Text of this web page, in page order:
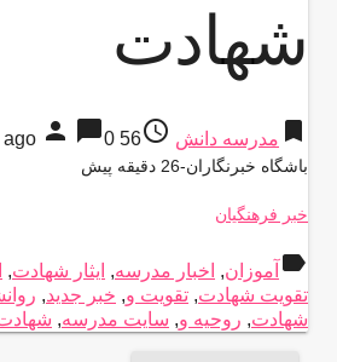
شهادت
bookmark مدرسه دانش access_time
56 years ago
person chat_bubble0
باشگاه خبرنگاران-26 دقیقه پیش
خبر فرهنگیان
label آموزان, اخبار مدرسه, ایثار شهادت,
تقویت شهادت, تقویت و, خبر جدید,
شهادت, روحیه و, سایت مدرسه, شهادت